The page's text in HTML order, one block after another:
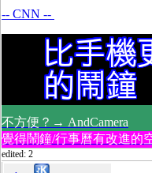
-- CNN --
不方便？→ AndCamera
覺得鬧鐘/行事曆有改進的
edited: 2